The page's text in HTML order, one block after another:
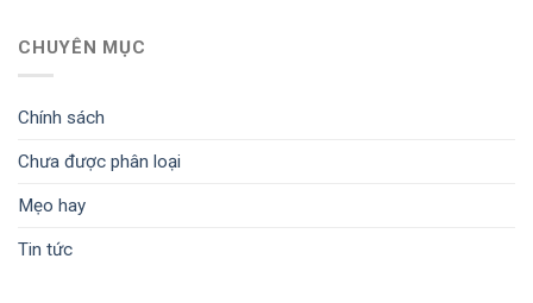
CHUYÊN MỤC
Chính sách
Chưa được phân loại
Mẹo hay
Tin tức